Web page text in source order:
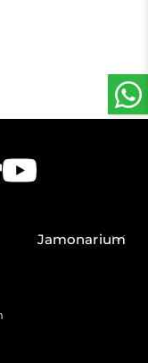
Jamonarium